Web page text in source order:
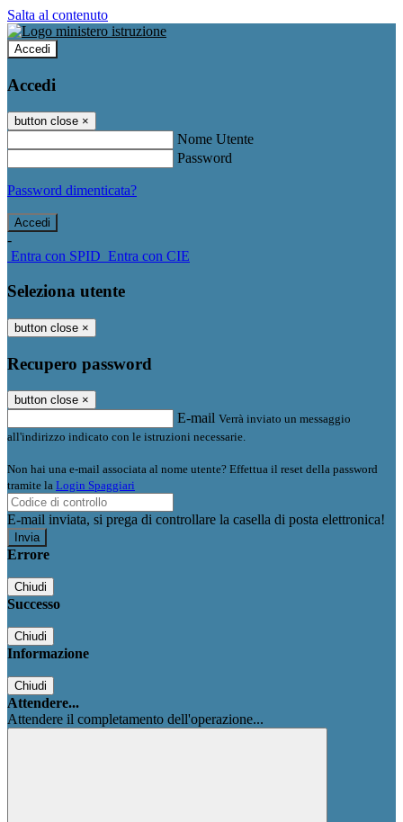
Salta al contenuto
Accedi
Accedi
button close ×
Nome Utente
Password
Password dimenticata?
-
Entra con SPID Entra con CIE
Seleziona utente
button close ×
Recupero password
button close ×
E-mail Verrà inviato un messaggio
all'indirizzo indicato con le istruzioni necessarie.
Non hai una e-mail associata al nome utente? Effettua il reset della password
tramite la Login Spaggiari
E-mail inviata, si prega di controllare la casella di posta elettronica!
Errore
Chiudi
Successo
Chiudi
Informazione
Chiudi
Attendere...
Attendere il completamento dell'operazione...